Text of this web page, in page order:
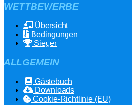
WETTBEWERBE
Übersicht
Bedingungen
Sieger
ALLGEMEIN
Gästebuch
Downloads
Cookie-Richtlinie (EU)